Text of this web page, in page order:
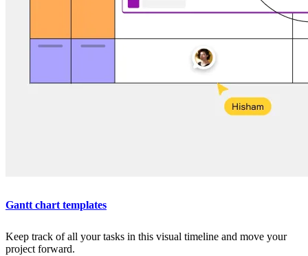
Gantt chart templates
Keep track of all your tasks in this visual timeline and move your
project forward.